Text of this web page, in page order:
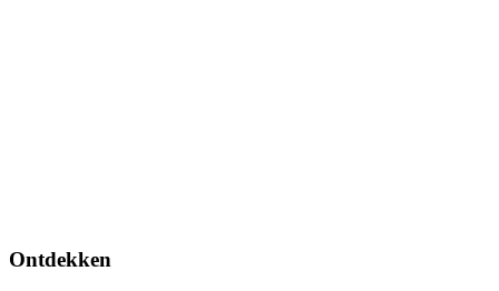
Ontdekken